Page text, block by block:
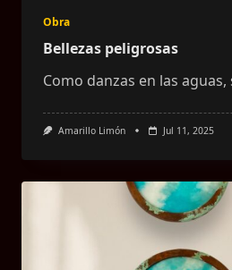
Obra
Bellezas peligrosas
Como danzas en las aguas,
Amarillo Limón Jul 11, 2025